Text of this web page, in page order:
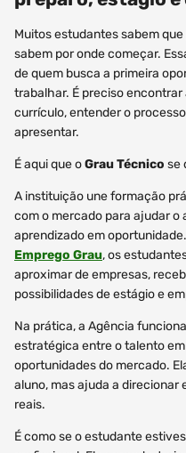
Muitos estudantes sabem
sabem por onde começar.
de quem busca a primeira
trabalhar. É preciso
currículo, entender o
apresentar.
É aqui que oGrau Técnico se
A instituição une formação
com o mercado para ajudar o
aprendizado em
Emprego Grau, os
aproximar de empresas,
possibilidades de estágio e
Na prática, a Agência
estratégica entre o talento
oportunidades do mercado.
aluno, mas ajuda a
reais.
É como se o estudante